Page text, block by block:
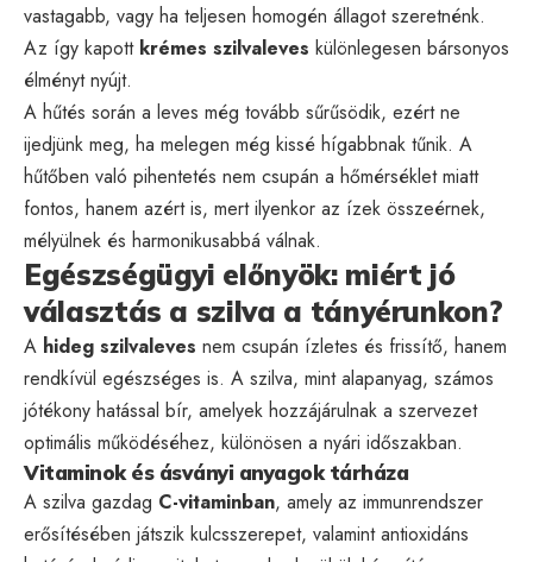
vastagabb, vagy ha teljesen homogén állagot szeretnénk.
Az így kapott krémes szilvaleves különlegesen bársonyos
élményt nyújt.
A hűtés során a leves még tovább sűrűsödik, ezért ne
ijedjünk meg, ha melegen még kissé hígabbnak tűnik. A
hűtőben való pihentetés nem csupán a hőmérséklet miatt
fontos, hanem azért is, mert ilyenkor az ízek összeérnek,
mélyülnek és harmonikusabbá válnak.
Egészségügyi előnyök: miért jó
választás a szilva a tányérunkon?
A hideg szilvaleves nem csupán ízletes és frissítő, hanem
rendkívül egészséges is. A szilva, mint alapanyag, számos
jótékony hatással bír, amelyek hozzájárulnak a szervezet
optimális működéséhez, különösen a nyári időszakban.
Vitaminok és ásványi anyagok tárháza
A szilva gazdag C-vitaminban, amely az immunrendszer
erősítésében játszik kulcsszerepet, valamint antioxidáns